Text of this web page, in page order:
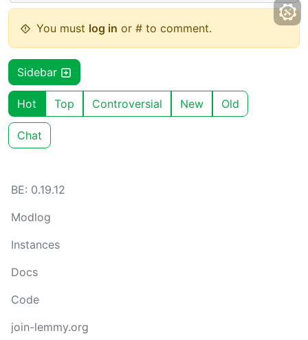
You must log in or # to comment.
Sidebar
Hot Top Controversial New Old
Chat
BE: 0.19.12
Modlog
Instances
Docs
Code
join-lemmy.org